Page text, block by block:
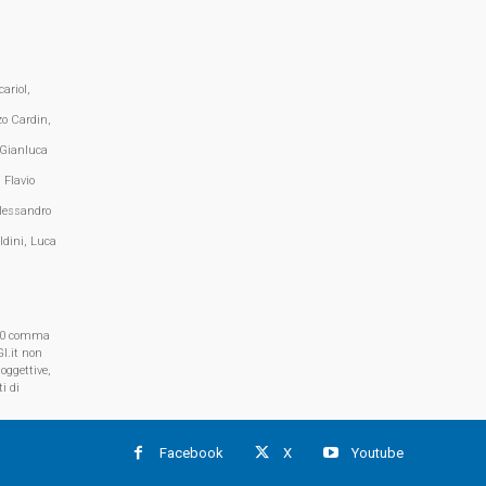
Cardin,
Flavio
Luca
comma
non
di
Facebook X Youtube